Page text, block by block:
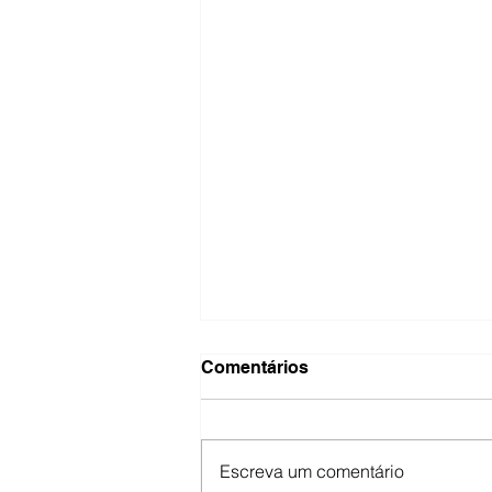
Cruzes e Credos
Comentários
Escreva um comentário